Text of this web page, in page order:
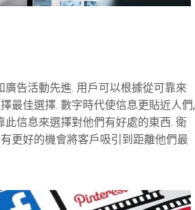
廣告活動先進. 用戶可以根據從可靠來
最佳選擇. 數字時代使信息更貼近人們,
此信息來選擇對他們有好處的東西. 衛
更好的機會將客戶吸引到距離他們最